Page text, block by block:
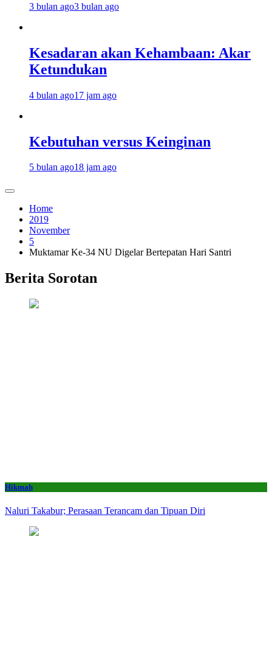
3 bulan ago3 bulan ago
Kesadaran akan Kehambaan: Akar
Ketundukan
4 bulan ago17 jam ago
Kebutuhan versus Keinginan
5 bulan ago18 jam ago
Home
2019
November
5
Muktamar Ke-34 NU Digelar Bertepatan Hari Santri
Berita Sorotan
Hikmah
Naluri Takabur; Perasaan Terancam dan Tipuan Diri